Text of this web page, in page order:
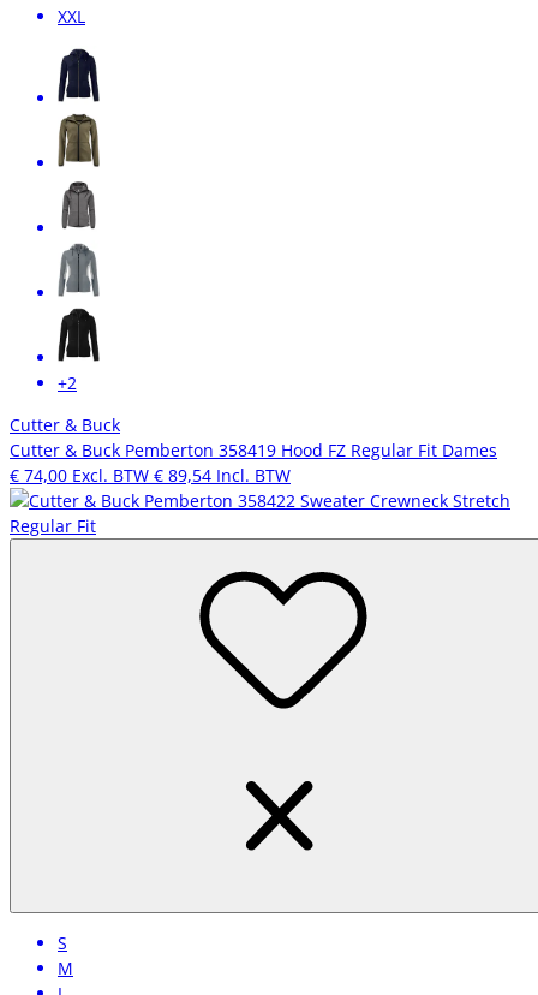
XXL
+2
Cutter & Buck
Cutter & Buck Pemberton 358419 Hood FZ Regular Fit Dames
€ 74,00 Excl. BTW € 89,54 Incl. BTW
S
M